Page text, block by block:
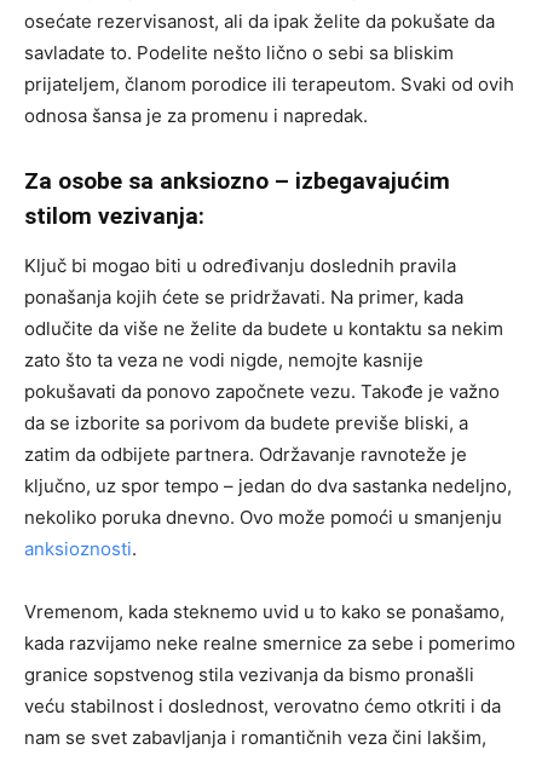
osećate rezervisanost, ali da ipak želite da pokušate da
savladate to. Podelite nešto lično o sebi sa bliskim
prijateljem, članom porodice ili terapeutom. Svaki od ovih
odnosa šansa je za promenu i napredak.
Za osobe sa anksiozno – izbegavajućim
stilom vezivanja:
Ključ bi mogao biti u određivanju doslednih pravila
ponašanja kojih ćete se pridržavati. Na primer, kada
odlučite da više ne želite da budete u kontaktu sa nekim
zato što ta veza ne vodi nigde, nemojte kasnije
pokušavati da ponovo započnete vezu. Takođe je važno
da se izborite sa porivom da budete previše bliski, a
zatim da odbijete partnera. Održavanje ravnoteže je
ključno, uz spor tempo – jedan do dva sastanka nedeljno,
nekoliko poruka dnevno. Ovo može pomoći u smanjenju
anksioznosti.
Vremenom, kada steknemo uvid u to kako se ponašamo,
kada razvijamo neke realne smernice za sebe i pomerimo
granice sopstvenog stila vezivanja da bismo pronašli
veću stabilnost i doslednost, verovatno ćemo otkriti i da
nam se svet zabavljanja i romantičnih veza čini lakšim,